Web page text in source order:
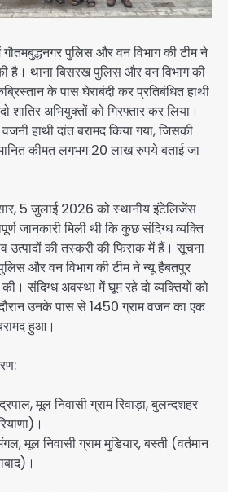
गौतमबुद्धनगर पुलिस और वन विभाग की टीम ने
है। थाना बिसरख पुलिस और वन विभाग की
के पास घेराबंदी कर प्रतिबंधित हाथी
शातिर अभियुक्तों को गिरफ्तार कर लिया।
हाथी दांत बरामद किया गया, जिसकी
कीमत लगभग 20 लाख रुपये बताई जा
5 जुलाई 2026 को स्थानीय इंटेलिजेंस
जानकारी मिली थी कि कुछ संदिग्ध व्यक्ति
उत्पादों की तस्करी की फिराक में हैं। सूचना
और वन विभाग की टीम ने न्यू हैबतपुर
की। संदिग्ध अवस्था में घूम रहे दो व्यक्तियों को
उनके पास से 1450 ग्राम वजन का एक
हुआ।
मूल निवासी ग्राम रिवाड़ा, बुलन्दशहर
मूल निवासी ग्राम मुडियार, बस्ती (वर्तमान